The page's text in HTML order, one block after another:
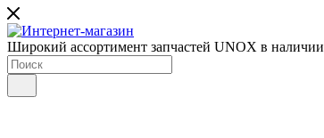
Широкий ассортимент запчастей UNOX в наличии